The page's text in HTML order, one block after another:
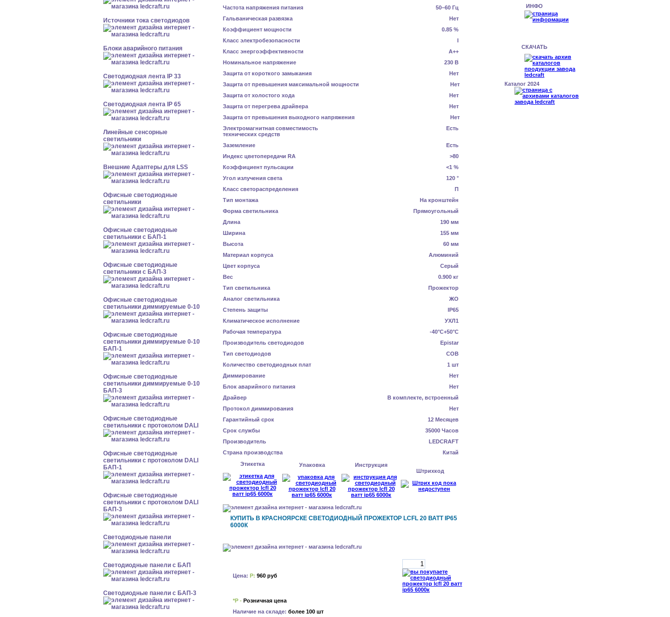
Источники тока светодиодов
Блоки аварийного питания
Светодиодная лента IP 33
Светодиодная лента IP 65
Линейные сенсорные
светильники
Внешние Адаптеры для LSS
Офисные светодиодные
светильники
Офисные светодиодные
светильники с БАП-1
Офисные светодиодные
светильники с БАП-3
Офисные светодиодные
светильники диммируемые 0-10
Офисные светодиодные
светильники диммируемые 0-10
БАП-1
Офисные светодиодные
светильники диммируемые 0-10
БАП-3
Офисные светодиодные
светильники с протоколом DALI
Офисные светодиодные
светильники с протоколом DALI
БАП-1
Офисные светодиодные
светильники с протоколом DALI
БАП-3
Cветодиодные панели
Cветодиодные панели с БАП
Cветодиодные панели с БАП-3
Частота напряжения питания
50–60 Гц
Гальваническая развязка
Нет
Коэффициент мощности
0.85 %
Класс электробезопасности
I
Класс энергоэффективности
А++
Номинальное напряжение
230 В
Защита от короткого замыкания
Нет
Защита от превышения максимальной мощности
Нет
Защита от холостого хода
Нет
Защита от перегрева драйвера
Нет
Защита от превышения выходного напряжения
Нет
Электромагнитная совместимость
технических средств
Есть
Заземление
Есть
Индекс цветопередачи RA
>80
Коэффициент пульсации
<1 %
Угол излучения света
120 °
Класс светораспределения
П
Тип монтажа
На кронштейн
Форма светильника
Прямоугольный
Длина
190 мм
Ширина
155 мм
Высота
60 мм
Материал корпуса
Алюминий
Цвет корпуса
Серый
Вес
0.900 кг
Тип светильника
Прожектор
Аналог светильника
ЖО
Степень защиты
IP65
Климатическое исполнение
УХЛ1
Рабочая температура
-40°С+50°С
Производитель светодиодов
Epistar
Тип светодиодов
COB
Количество светодиодных плат
1 шт
Диммирование
Нет
Блок аварийного питания
Нет
Драйвер
В комплекте, встроенный
Протокол диммирования
Нет
Гарантийный срок
12 Месяцев
Срок службы
35000 Часов
Производитель
LEDCRAFT
Страна производства
Китай
Этикетка
Упаковка
Инструкция
Штрихкод
КУПИТЬ В КРАСНОЯРСКЕ СВЕТОДИОДНЫЙ ПРОЖЕКТОР LCFL 20 ВАТТ IP65
6000К
Цена: Р: 960 руб
*Р - Розничная цена
Наличие на складе: более 100 шт
ИНФО
СКАЧАТЬ
Каталог 2024